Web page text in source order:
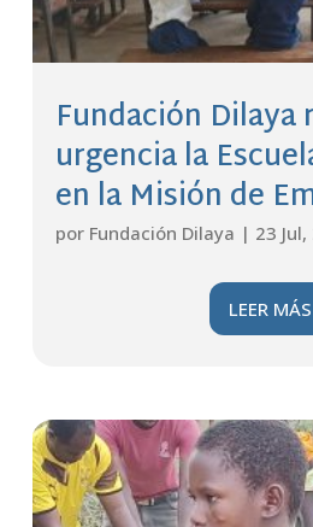
Fundación
urgencia la
en la Misión de
por Fundación Dilaya | 23
LEER MÁS